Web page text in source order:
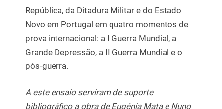
República, da Ditadura Militar e do Estado
Novo em Portugal em quatro momentos de
prova internacional: a I Guerra Mundial, a
Grande Depressão, a II Guerra Mundial e o
pós-guerra.
A este ensaio serviram de suporte
bibliográfico a obra de Eugénia Mata e Nuno